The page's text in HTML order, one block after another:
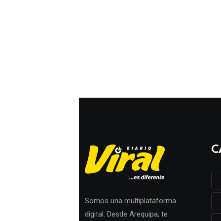
Somos una multiplataforma
digital. Desde Arequipa, te